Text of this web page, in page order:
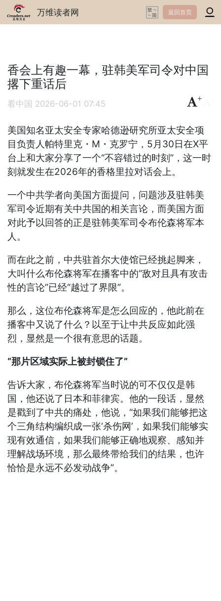
万维读者网 返回首页
香会上有趣一幕，驻韩美军司令对中国
撂下重话后
看中国 2026-06-01 07:45
+
美国知名亚太安全专家哈德逊研究所亚太安全项
目负责人帕特里克・M・克罗宁，5月30日在X平
台上和大家分享了一个“不容错过的时刻”，这一时
刻就发生在2026年的香格里拉对话会上。
一个中共学者向美国方面提问，问题涉及驻韩美
军司令近期有关中共国的相关言论，而美国方面
对此予以回答的正是驻韩美军司令布伦森将军本
人。
而在此之前，中共驻首尔大使馆已经挑起脚来，
大叫什么布伦森将军在播客中的“敌对且具有攻击
性的言论”已经“越过了界限”。
那么，这位布伦森将军是怎么回应的，他此前在
播客中又说了什么？以至于让中共反应如此强
烈，显然是一个很有意思的话题。
“那片区域实际上被封锁住了”
告诉大家，布伦森将军当时说的可不仅仅是韩
国，他还说了日本和菲律宾。他的一段话，显然
是戳到了中共的痛处，他说，“如果我们能够把这
个三角结构编织成一张‘杀伤网’，如果我们能够实
现有效通信，如果我们能够正确地观察、感知并
理解战场环境，那么最终带给我们的结果，也许
恰恰是永远不必发动战争”。